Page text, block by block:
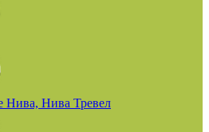
Нива, Нива Тревел